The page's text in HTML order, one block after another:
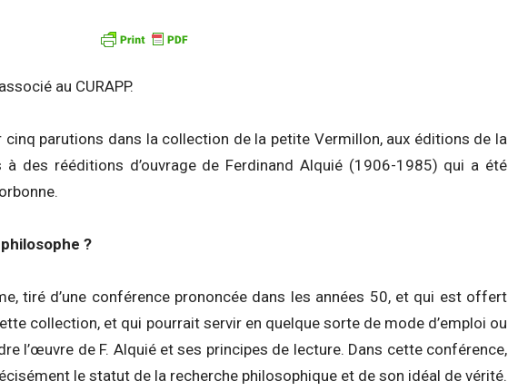
au CURAPP.
parutions dans la collection de la petite Vermillon, aux éditions de la
à des rééditions d’ouvrage de Ferdinand Alquié (1906-1985) qui a été
?
tiré d’une conférence prononcée dans les années 50, et qui est offert
collection, et qui pourrait servir en quelque sorte de mode d’emploi ou
l’œuvre de F. Alquié et ses principes de lecture. Dans cette conférence,
le statut de la recherche philosophique et de son idéal de vérité.